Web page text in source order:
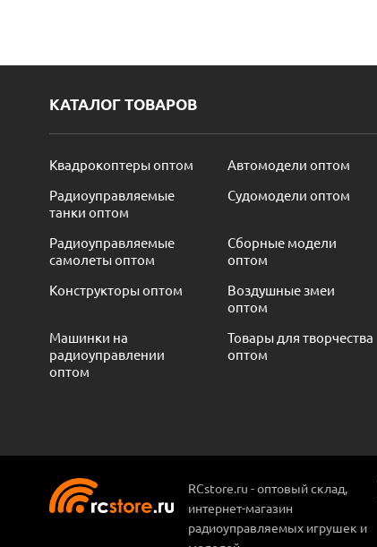
КАТАЛОГ ТОВАРОВ
Квадрокоптеры оптом
Автомодели оптом
Радиоуправляемые
танки оптом
Судомодели оптом
Радиоуправляемые
самолеты оптом
Сборные модели
оптом
Конструкторы оптом
Воздушные змеи
оптом
Машинки на
радиоуправлении
оптом
Товары для творчества
оптом
RCstore.ru - оптовый склад,
интернет-магазин
радиоуправляемых игрушек и